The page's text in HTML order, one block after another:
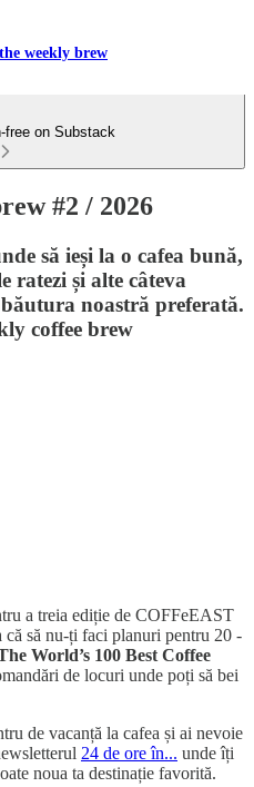
weekly brew
free on Substack
#2 / 2026
să ieși la o cafea bună,
ratezi și alte câteva
noastră preferată.
coffee brew
a treia ediție de COFFeEAST
că să nu-ți faci planuri pentru 20 -
World’s 100 Best Coffee
de locuri unde poți să bei
de vacanță la cafea și ai nevoie
24 de ore în... unde îți
noua ta destinație favorită.